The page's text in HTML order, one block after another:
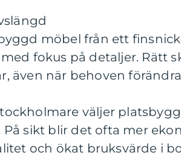
möbel från ett
fokus på detaljer. Rätt
även när behoven
väljer
På sikt blir det ofta mer
och ökat bruksvärde i